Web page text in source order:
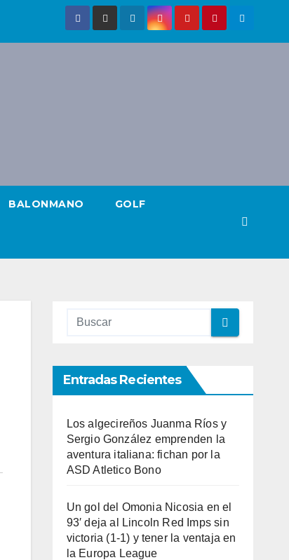
BALONMANO GOLF
Entradas Recientes
Los algecireños Juanma Ríos y
Sergio González emprenden la
aventura italiana: fichan por la
ASD Atletico Bono
Un gol del Omonia Nicosia en el
93′ deja al Lincoln Red Imps sin
victoria (1-1) y tener la ventaja en
la Europa League